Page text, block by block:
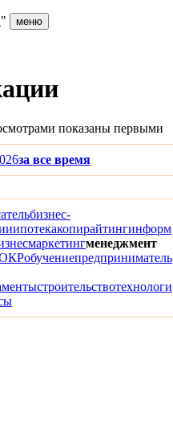
" меню
показаны первыми
за все время
бизнес-
ипотекакопирайтингинформ
маркетингменеджмент
обучениепредприниматель
строительствотехнологи